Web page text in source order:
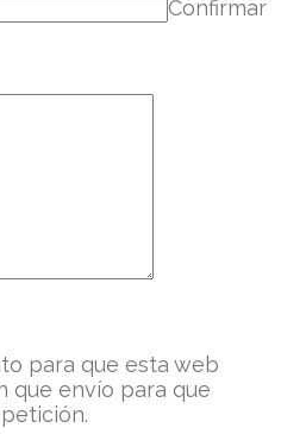
Confirmar
para que esta web
que envío para que